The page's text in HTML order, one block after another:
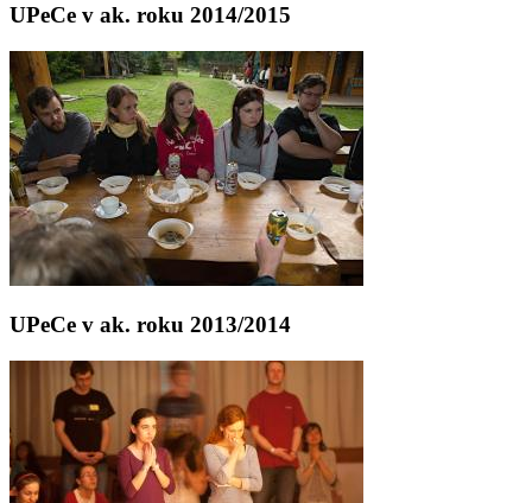
UPeCe v ak. roku 2014/2015
UPeCe v ak. roku 2013/2014